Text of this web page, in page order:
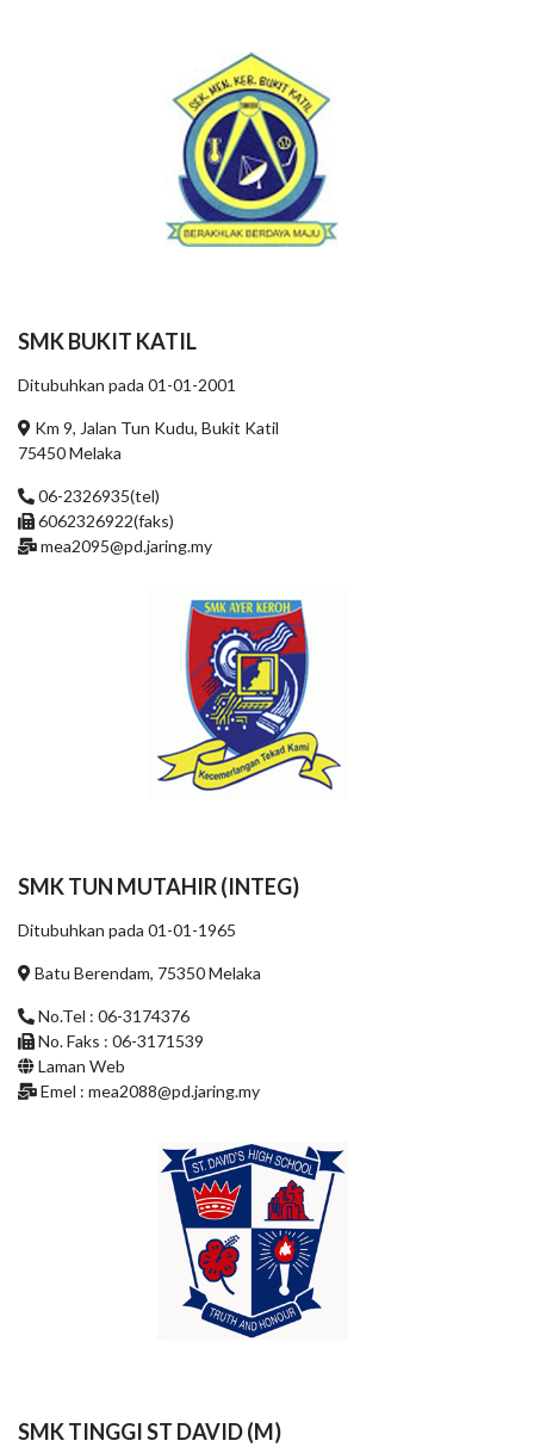
SMK BUKIT KATIL
Ditubuhkan pada 01-01-2001
Km 9, Jalan Tun Kudu, Bukit Katil
75450 Melaka
06-2326935(tel)
6062326922(faks)
mea2095@pd.jaring.my
SMK TUN MUTAHIR (INTEG)
Ditubuhkan pada 01-01-1965
Batu Berendam, 75350 Melaka
No.Tel : 06-3174376
No. Faks : 06-3171539
Laman Web
Emel : mea2088@pd.jaring.my
SMK TINGGI ST DAVID (M)